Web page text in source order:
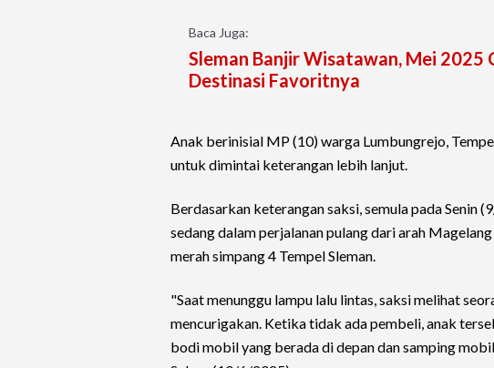
Baca Juga:
Sleman Banjir Wisatawan, Mei 2025
Destinasi Favoritnya
Anak berinisial MP (10) warga Lumbungrejo,
untuk dimintai keterangan lebih lanjut.
Berdasarkan keterangan saksi, semula pada Senin
sedang dalam perjalanan pulang dari arah
merah simpang 4 Tempel Sleman.
"Saat menunggu lampu lalu lintas, saksi melihat
mencurigakan. Ketika tidak ada pembeli, anak
bodi mobil yang berada di depan dan samping